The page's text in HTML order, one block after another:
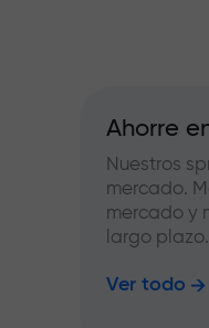
Ahorre
Nuestros
mercado.
mercado y
largo plazo.
Ver todo